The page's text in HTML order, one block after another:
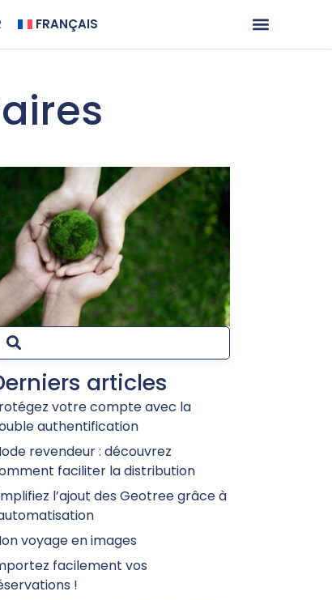
FRANÇAIS
articles
votre compte avec la
authentification
revendeur : découvrez
faciliter la distribution
l’ajout des Geotree grâce à
voyage en images
facilement vos
!